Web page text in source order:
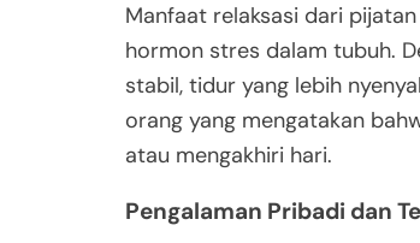
Manfaat relaksasi dari
hormon stres dalam tubuh.
stabil, tidur yang lebih
orang yang mengatakan
atau mengakhiri hari.
Pengalaman Pribadi dan